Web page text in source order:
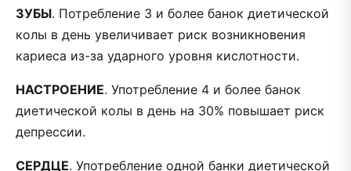
ЗУБЫ. Потребление 3 и более банок диетической
колы в день увеличивает риск возникновения
кариеса из-за ударного уровня кислотности.
НАСТРОЕНИЕ. Употребление 4 и более банок
диетической колы в день на 30% повышает риск
депрессии.
СЕРДЦЕ. Употребление одной банки диетической